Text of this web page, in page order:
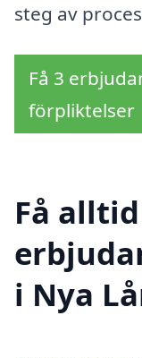
steg av
Få 3
förpliktelser
Få
i Nya